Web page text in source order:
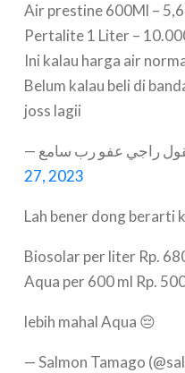
Air prestine 600Ml –
Pertalite 1 Liter –
Ini kalau harga air
Belum kalau beli di
joss lagii
27, 2023
Lah bener dong berarti
Biosolar per liter Rp.
Aqua per 600 ml Rp.
lebih mahal Aqua 😔
— Salmon Tamago